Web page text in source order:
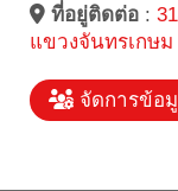
ที่อยู่ติดต่อ :
แขวงจันทรเกษม
จัดการข้อ